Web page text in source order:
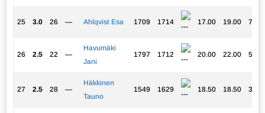
25 3.0 26 — Ahlqvist Esa 1709 1714 17.00 19.00 7.50
26 2.5 22 —
Havumäki
Jani
1797 1712 20.00 22.00 5.25
27 2.5 28 —
Häkkinen
Tauno
1549 1629 18.50 18.50 3.25